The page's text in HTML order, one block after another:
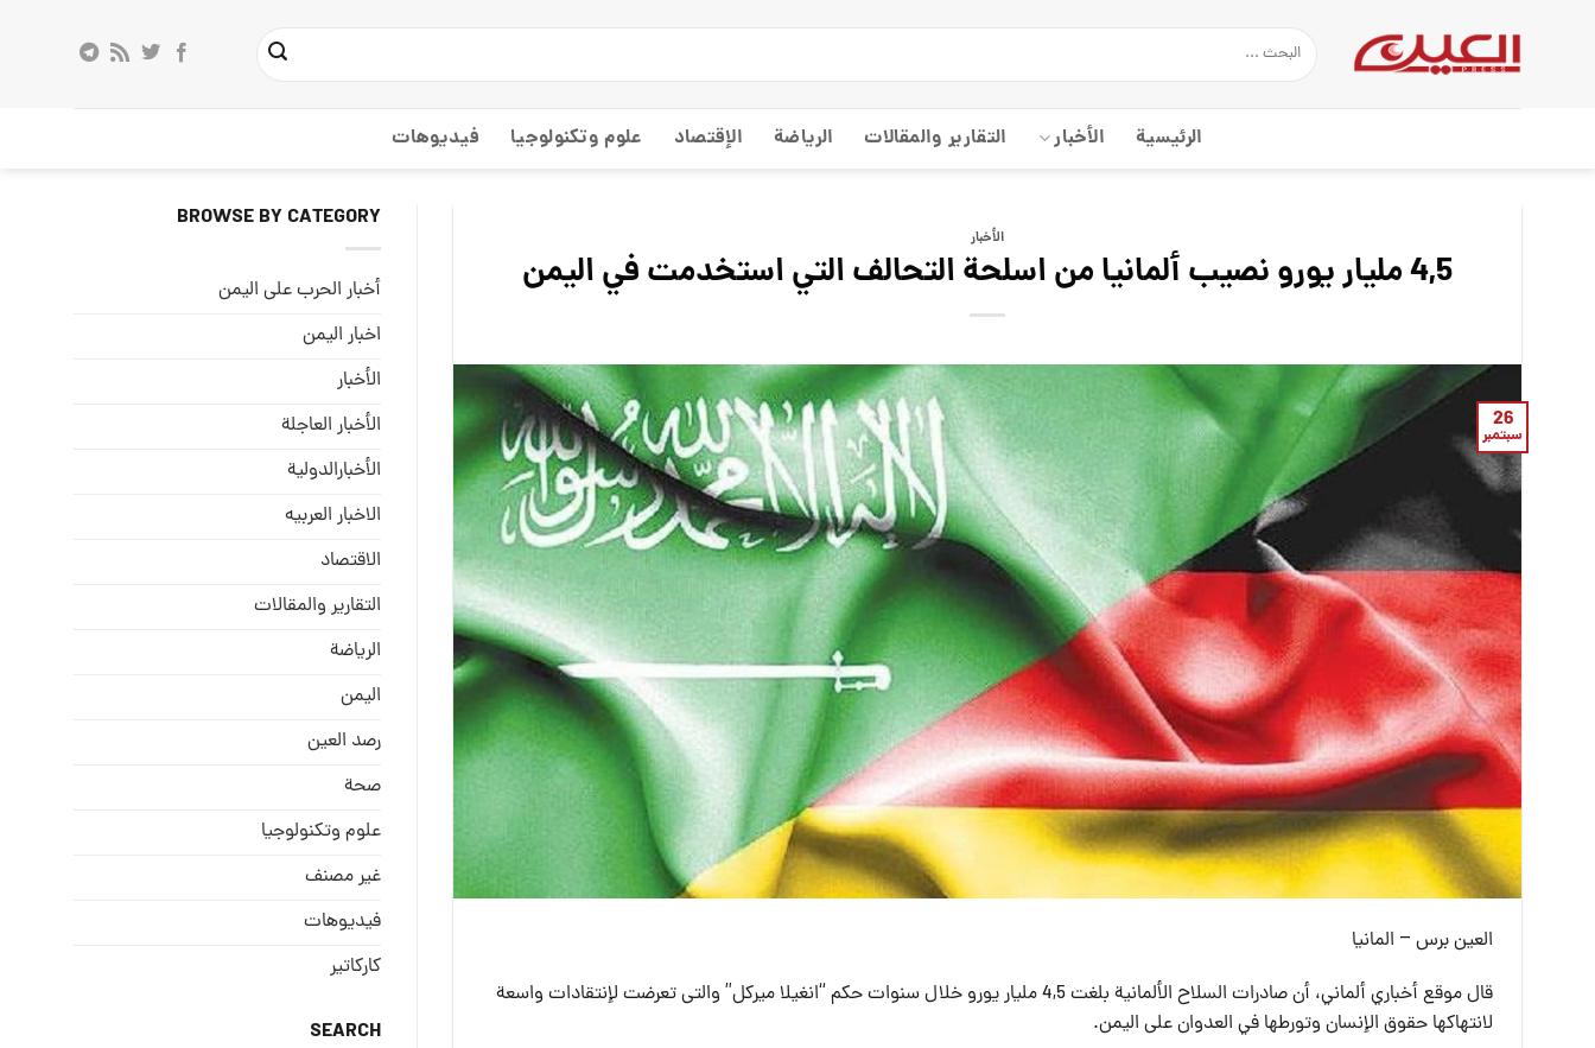
الرئيسية الأخبار التقارير والمقالات الریاضة الإقتصاد علوم وتكنولوجيا فيديوهات
الأخبار
4,5 مليار يورو نصيب ألمانيا من اسلحة التحالف التي استخدمت في اليمن
26
سبتمبر
العين برس – المانيا
قال موقع أخباري ألماني، أن صادرات السلاح الألمانية بلغت 4,5 مليار يورو خلال سنوات حكم “انغيلا ميركل” والتى تعرضت لإنتقادات واسعة
لانتهاكها حقوق الإنسان وتورطها في العدوان على اليمن.
BROWSE BY CATEGORY
أخبار الحرب على اليمن
اخبار اليمن
الأخبار
الأخبار العاجلة
الأخبارالدولية
الاخبار العربيه
الاقتصاد
التقارير والمقالات
الریاضة
الیمن
رصد العین
صحة
علوم وتكنولوجيا
غير مصنف
فيديوهات
كاركاتير
SEARCH